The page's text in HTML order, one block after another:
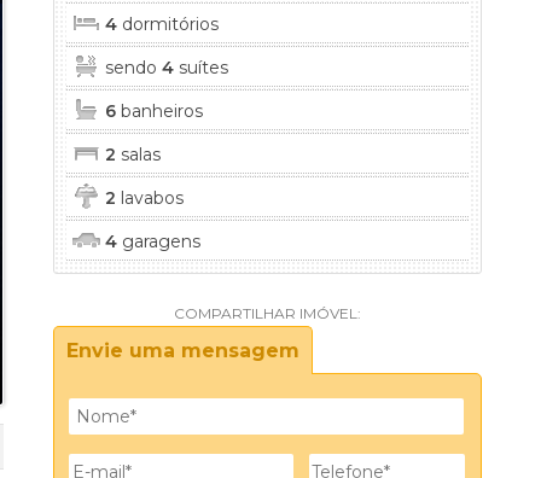
D Água
4dormitórios
sendo 4suítes
6banheiros
2 salas
2 lavabos
4garagens
COMPARTILHAR IMÓVEL:
Envie uma mensagem